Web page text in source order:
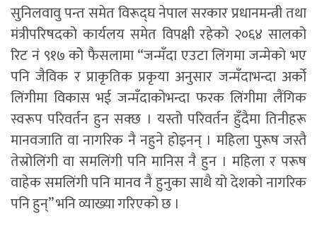
सुनिलवावु पन्त समेत विरूद्घ नेपाल सरकार प्रधानमन्त्री तथा
मंत्रीपरिषदको कार्यलय समेत विपक्षी रहेको २०६४ सालको
रिट नं ९१७ कोे फैसलामा “जन्मँदा एउटा लिंगमा जन्मेको भए
पनि जैविक र प्राकृतिक प्रकृया अनुसार जन्मँदाभन्दा अर्को
लिंगीमा विकास भई जन्मँदाकोभन्दा फरक लिंगीमा लैंगिक
स्वरूप परिवर्तन हुन सक्छ । यस्तो परिवर्तन हुँदैमा तिनीहरू
मानवजाति वा नागरिक नै नहुने होइनन् । महिला पुरूष जस्तै
तेस्रोलिंगी वा समलिंगी पनि मानिस नै हुन । महिला र परूष
वाहेक समलिंगी पनि मानव नै हुनुका साथै यो देशको नागरिक
पनि हुन्” भनि व्याख्या गरिएको छ ।